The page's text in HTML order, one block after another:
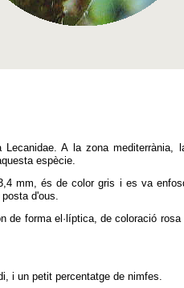
A la zona mediterrània,
espècie.
mm, és de color gris i es va
d'ous.
forma el·líptica, de coloració rosa
i un petit percentatge de nimfes.